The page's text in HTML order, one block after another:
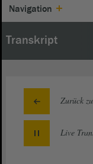
Navigation
Transkript
Zurück
Live